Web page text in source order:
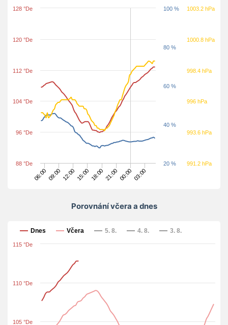
06:00 12:00 18:00 00:00
09:00 15:00 21:00 03:00
88 °De
96 °De
104 °De
112 °De
120 °De
128 °De
20 %
40 %
60 %
80 %
100 %
991.2 hPa
993.6 hPa
996 hPa
998.4 hPa
1000.8 hPa
1003.2 hPa
Porovnání včera a dnes
Porovnání včera a dnes
Dnes Včera 5. 8. 4. 8. 3. 8.
105 °De
110 °De
115 °De